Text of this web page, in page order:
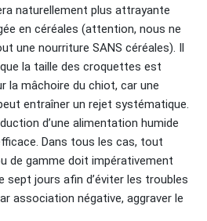
naturellement plus attrayante
en céréales (attention, nous ne
une nourriture SANS céréales). Il
la taille des croquettes est
la mâchoire du chiot, car une
entraîner un rejet systématique.
d’une alimentation humide
Dans tous les cas, tout
de gamme doit impérativement
sept jours afin d’éviter les troubles
association négative, aggraver le